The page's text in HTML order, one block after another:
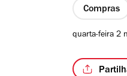
Compras
quarta-feira 2